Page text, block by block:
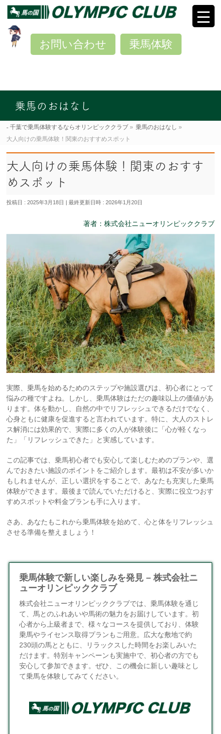
乗馬体験
お問い合わせ
乗馬のおはなし
千葉で乗馬体験するならオリンピッククラブ » 乗馬のおはなし »
大人向けの乗馬体験！関東のおすすめスポット
大人向けの乗馬体験！関東のおすす
めスポット
投稿日 : 2025年3月18日 最終更新日時 : 2026年1月20日
著者：株式会社ニューオリンピッククラブ
実際、乗馬を始めるためのステップや施設選びは、初心者にとって
悩みの種ですよね。しかし、乗馬体験はただの趣味以上の価値があ
ります。体を動かし、自然の中でリフレッシュできるだけでなく、
心身ともに健康を促進すると言われています。特に、大人のストレ
ス解消には効果的で、実際に多くの人が体験後に「心が軽くなっ
た」「リフレッシュできた」と実感しています。
この記事では、乗馬初心者でも安心して楽しむためのプランや、選
んでおきたい施設のポイントをご紹介します。最初は不安が多いか
もしれませんが、正しい選択をすることで、あなたも充実した乗馬
体験ができます。最後まで読んでいただけると、実際に役立つおす
すめスポットや料金プランも手に入ります。
さあ、あなたもこれから乗馬体験を始めて、心と体をリフレッシュ
させる準備を整えましょう！
乗馬体験で新しい楽しみを発見 – 株式会社ニ
ューオリンピッククラブ
株式会社ニューオリンピッククラブでは、乗馬体験を通じ
て、馬とのふれあいや馬術の魅力をお届けしています。初
心者から上級者まで、様々なコースを提供しており、体験
乗馬やライセンス取得プランもご用意。広大な敷地で約
230頭の馬とともに、リラックスした時間をお楽しみいた
だけます。特別キャンペーンも実施中で、初心者の方でも
安心して参加できます。ぜひ、この機会に新しい趣味とし
て乗馬を体験してみてください。